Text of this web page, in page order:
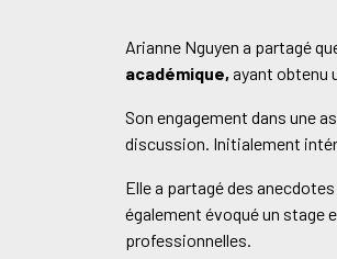
Arianne Nguyen a partagé
académique, ayant obtenu
Son engagement dans une
discussion. Initialement
Elle a partagé des
également évoqué un stage
professionnelles.